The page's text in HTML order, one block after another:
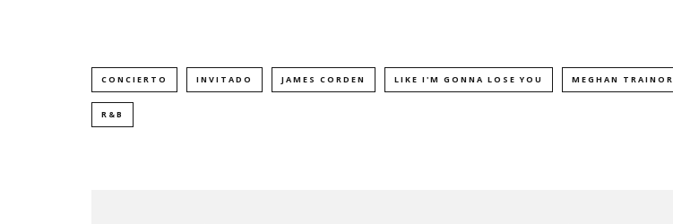
CONCIERTO INVITADO JAMES CORDEN LIKE I'M GONNA LOSE YOU MEGHAN TRAINOR
R&B